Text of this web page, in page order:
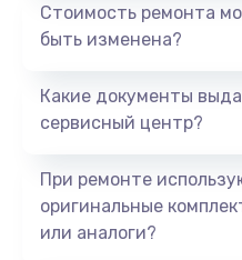
Стоимость ремонта
быть изменена?
Какие документы
сервисный центр?
При ремонте
оригинальные
или аналоги?